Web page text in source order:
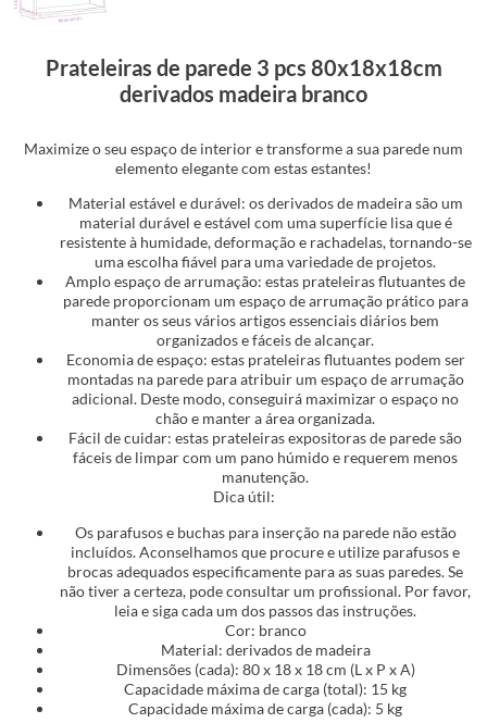
Prateleiras de parede 3 pcs 80x18x18cm
derivados madeira branco
Maximize o seu espaço de interior e transforme a sua parede num
elemento elegante com estas estantes!
Material estável e durável: os derivados de madeira são um
material durável e estável com uma superfície lisa que é
resistente à humidade, deformação e rachadelas, tornando-se
uma escolha fiável para uma variedade de projetos.
Amplo espaço de arrumação: estas prateleiras flutuantes de
parede proporcionam um espaço de arrumação prático para
manter os seus vários artigos essenciais diários bem
organizados e fáceis de alcançar.
Economia de espaço: estas prateleiras flutuantes podem ser
montadas na parede para atribuir um espaço de arrumação
adicional. Deste modo, conseguirá maximizar o espaço no
chão e manter a área organizada.
Fácil de cuidar: estas prateleiras expositoras de parede são
fáceis de limpar com um pano húmido e requerem menos
manutenção.
Dica útil:
Os parafusos e buchas para inserção na parede não estão
incluídos. Aconselhamos que procure e utilize parafusos e
brocas adequados especificamente para as suas paredes. Se
não tiver a certeza, pode consultar um profissional. Por favor,
leia e siga cada um dos passos das instruções.
Cor: branco
Material: derivados de madeira
Dimensões (cada): 80 x 18 x 18 cm (L x P x A)
Capacidade máxima de carga (total): 15 kg
Capacidade máxima de carga (cada): 5 kg